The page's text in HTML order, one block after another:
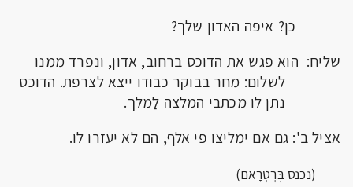
כן? איפה האדון שלך?
שליח: הוא פגש את הדוכס ברחוב, אדון, ונפרד ממנו
לשלום: מחר בבוקר כבודו ייצא לצרפת. הדוכס
נתן לו מכתבי המלצה לַמלך.
אציל ב': גם אם ימליצו פי אלף, הם לא יעזרו לו.
(נכנס בֶּרְטְרָאם)